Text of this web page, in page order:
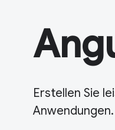
Erstellen Sie
Anwendungen.